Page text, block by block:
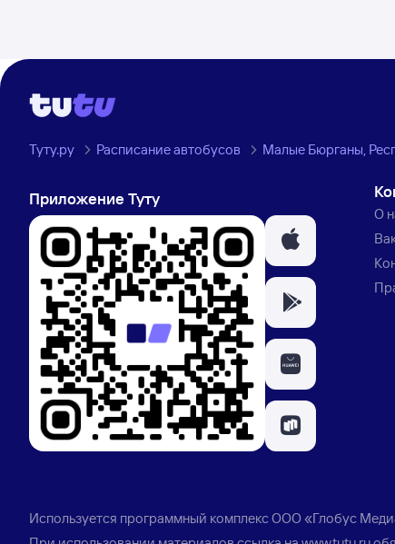
Туту.ру Расписание автобусов Малые Бюрганы,
Приложение Туту
О
Используется программный комплексООО «Глобус